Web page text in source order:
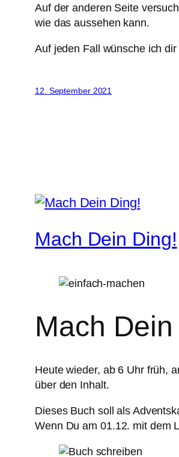
Auf der anderen Seite
wie das aussehen kann.
Auf jeden Fall wünsche ich
12. September 2021
Mach Dein Ding!
Mach
Heute wieder, ab 6 Uhr früh,
über den Inhalt.
Dieses Buch soll als
Wenn Du am 01.12. mit dem